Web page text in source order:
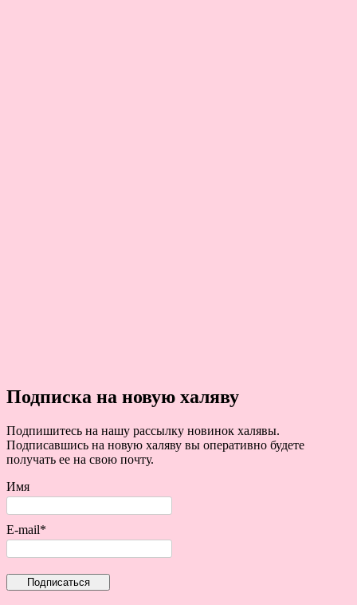
Подписка на новую халяву
Подпишитесь на нашу рассылку новинок халявы.
Подписавшись на новую халяву вы оперативно будете
получать ее на свою почту.
Имя
E-mail*